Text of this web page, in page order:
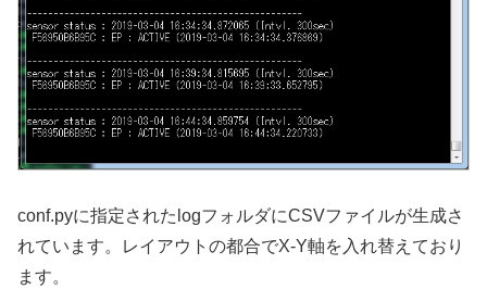
conf.pyに指定されたlogフォルダにCSVファイルが生成さ
れています。レイアウトの都合でX-Y軸を入れ替えており
ます。